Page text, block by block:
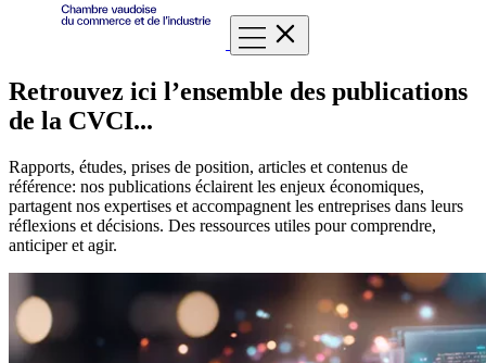
Retrouvez ici l’ensemble des publications
de la CVCI...
Rapports, études, prises de position, articles et contenus de
référence: nos publications éclairent les enjeux économiques,
partagent nos expertises et accompagnent les entreprises dans leurs
réflexions et décisions. Des ressources utiles pour comprendre,
anticiper et agir.